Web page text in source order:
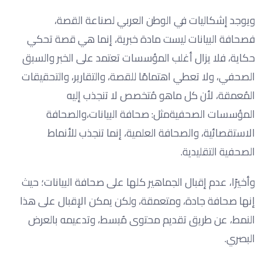
ويوجد إشكاليات في الوطن العربي لصناعة القصة،
فصحافة البيانات ليست مادة خبرية، إنما هي قصة تحكي
حكاية، فلا يزال أغلب المؤسسات تعتمد على الخبر والسبق
الصحفي، ولا تعطي اهتمامًا للقصة، والتقارير، والتحقيقات
المُعمقة، لأن كل ماهو مُتخصص لا تنجذب إليه
المؤسسات الصحفيةمثل: صحافة البيانات،والصحافة
الاستقصائية، والصحافة العلمية، إنما تنجذب للأنماط
الصحفية التقليدية.
وأخيرًا، عدم إقبال الجماهير كلها على صحافة البيانات؛ حيث
إنها صحافة جادة، ومتعمقة، ولكن يمكن الإقبال على هذا
النمط، عن طريق تقديم محتوى مُبسط، وتدعيمه بالعرض
البصري.